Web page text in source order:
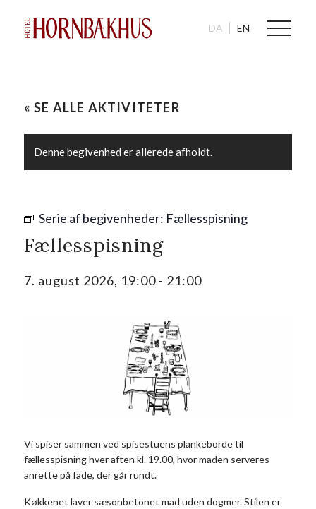
DA EN
« SE ALLE AKTIVITETER
Denne begivenhed er allerede afholdt.
Serie af begivenheder: Fællesspisning
Fællesspisning
7. august 2026, 19:00- 21:00
Vi spiser sammen ved spisestuens plankeborde til
fællesspisning hver aften kl. 19.00, hvor maden serveres
anrette på fade, der går rundt.
Køkkenet laver sæsonbetonet mad uden dogmer. Stilen er